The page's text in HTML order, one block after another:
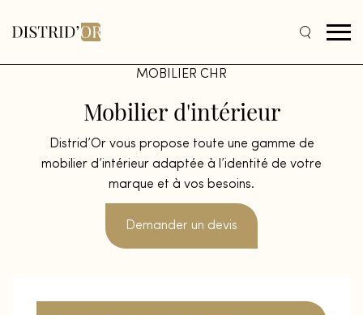
MOBILIER CHR
Mobilier d'intérieur
Distrid’Or vous propose toute une gamme de
mobilier d’intérieur adaptée à l’identité de votre
marque et à vos besoins.
Demander un devis